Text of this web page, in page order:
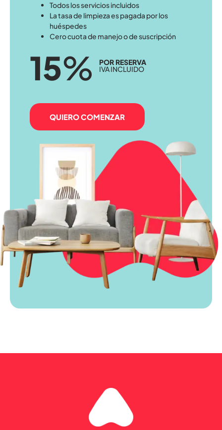
Todos los servicios incluidos
La tasa de limpieza es pagada por los
huéspedes
Cero cuota de manejo o de suscripción
15% POR RESERVA
IVA INCLUIDO
QUIERO COMENZAR